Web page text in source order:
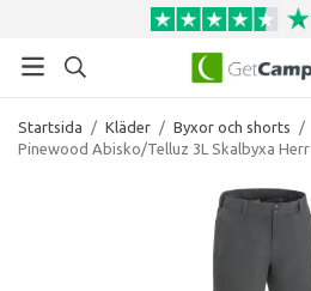
Startsida / Kläder / Byxor och shorts
/
Pinewood Abisko/Telluz 3L Skalbyxa Herr